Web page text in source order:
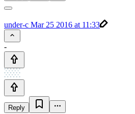
under-c Mar 25 2016 at 11:33
-
Reply